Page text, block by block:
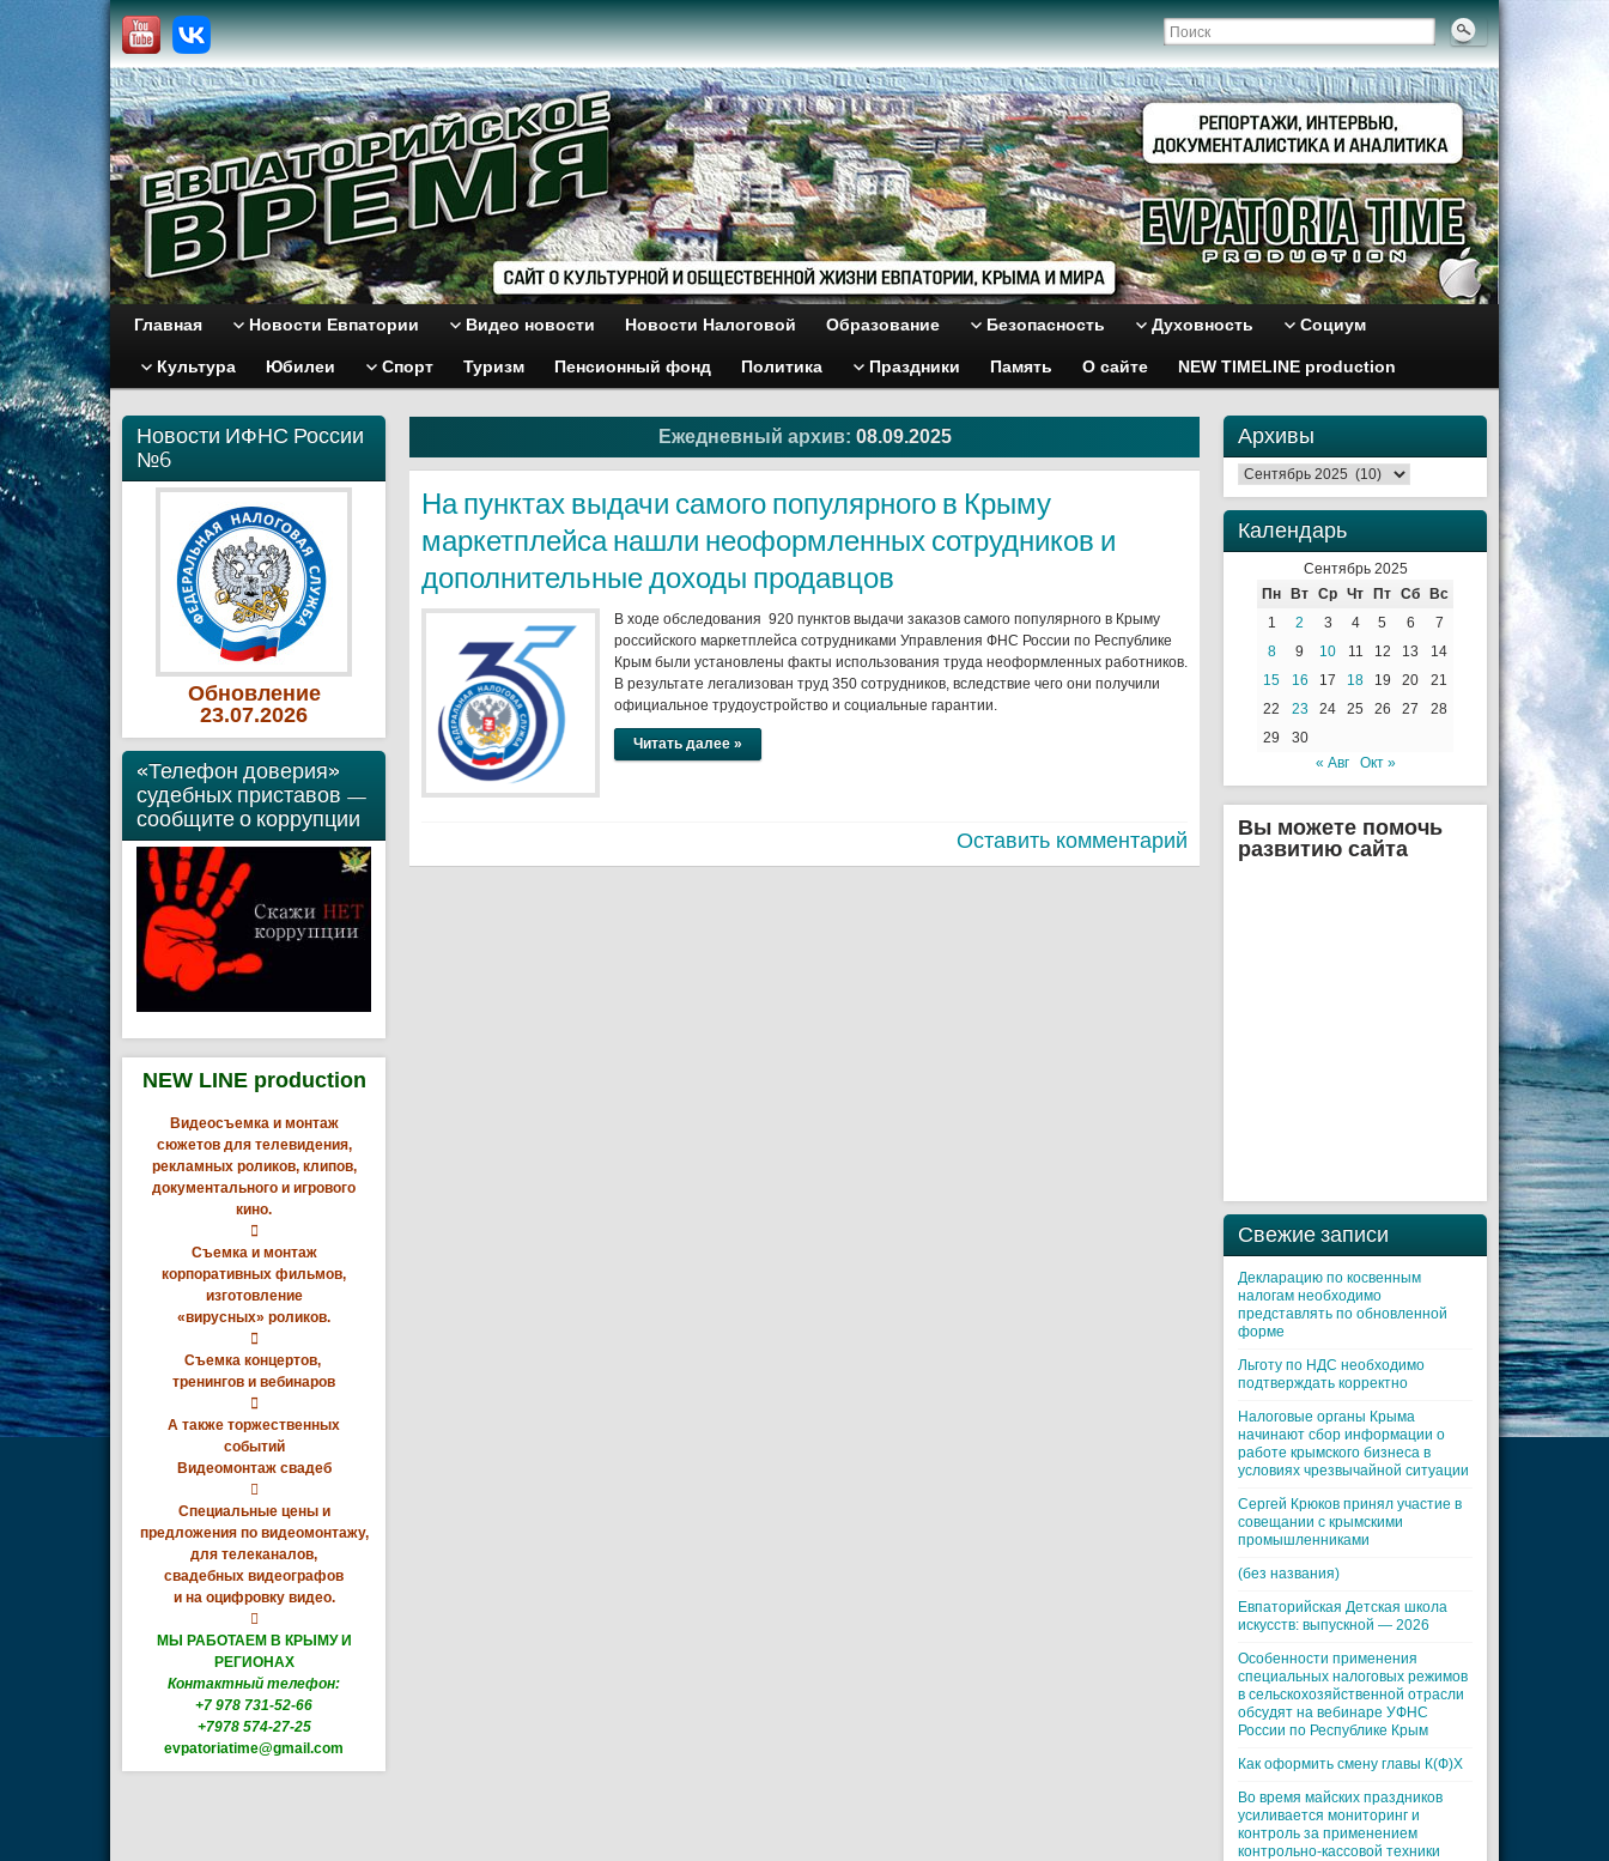
Главная Новости Евпатории Видео новости Новости Налоговой Образование Безопасность Духовность Социум
Культура Юбилеи Спорт Туризм Пенсионный фонд Политика Праздники Память О сайте NEW TIMELINE production
Новости ИФНС России
№6
Обновление
23.07.2026
«Телефон доверия»
судебных приставов —
сообщите о коррупции
NEW LINE production
Видеосъемка и монтаж
сюжетов для телевидения,
рекламных роликов, клипов,
документального и игрового
кино.

Съемка и монтаж
корпоративных фильмов,
изготовление
«вирусных» роликов.

Съемка концертов,
тренингов и вебинаров

А также торжественных
событий
Видеомонтаж свадеб

Специальные цены и
предложения по видеомонтажу,
для телеканалов,
свадебных видеографов
и на оцифровку видео.

МЫ РАБОТАЕМ В КРЫМУ И
РЕГИОНАХ
Контактный телефон:
+7 978 731-52-66
+7978 574-27-25
evpatoriatime@gmail.com
Ежедневный архив: 08.09.2025
На пунктах выдачи самого популярного в Крыму
маркетплейса нашли неоформленных сотрудников и
дополнительные доходы продавцов
В ходе обследования 920 пунктов выдачи заказов самого популярного в Крыму
российского маркетплейса сотрудниками Управления ФНС России по Республике
Крым были установлены факты использования труда неоформленных работников.
В результате легализован труд 350 сотрудников, вследствие чего они получили
официальное трудоустройство и социальные гарантии.
Читать далее »
Оставить комментарий
Архивы
Архивы
Календарь
Сентябрь 2025
Пн
Вт Ср Чт Пт Сб
Вс
1
2 3 4 5 6
7
8
9 10 11 12 13
14
15
16 17 18 19 20
21
22
23 24 25 26 27
28
29
30
« Авг
Окт »
Вы можете помочь
развитию сайта
Свежие записи
Декларацию по косвенным
налогам необходимо
представлять по обновленной
форме
Льготу по НДС необходимо
подтверждать корректно
Налоговые органы Крыма
начинают сбор информации о
работе крымского бизнеса в
условиях чрезвычайной ситуации
Cергей Крюков принял участие в
совещании с крымскими
промышленниками
(без названия)
Евпаторийская Детская школа
искусств: выпускной — 2026
Особенности применения
специальных налоговых режимов
в сельскохозяйственной отрасли
обсудят на вебинаре УФНС
России по Республике Крым
Как оформить смену главы К(Ф)Х
Во время майских праздников
усиливается мониторинг и
контроль за применением
контрольно-кассовой техники